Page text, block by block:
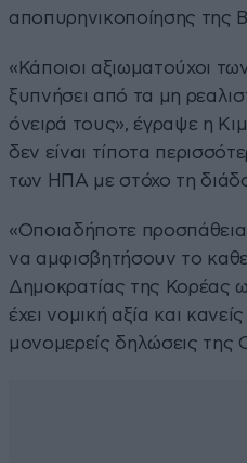
αποπυρηνικοποίησης της
«Κάποιοι αξιωματούχοι
ξυπνήσει από τα μη
όνειρά τους», έγραψε η
δεν είναι τίποτα
των ΗΠΑ με στόχο τη
«Οποιαδήποτε
να αμφισβητήσουν το
Δημοκρατίας της Κορέας
έχει νομική αξία και
μονομερείς δηλώσεις της